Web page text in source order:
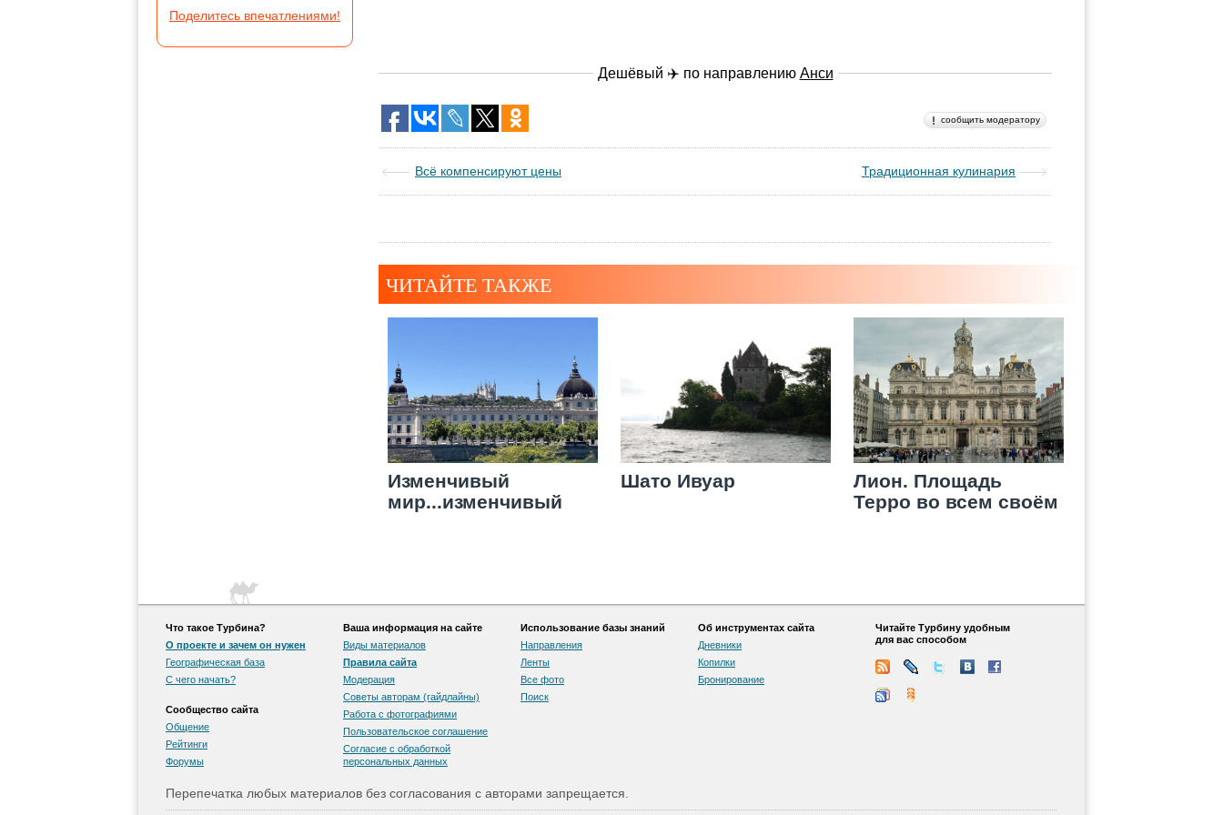
Поделитесь впечатлениями!
Дешёвый ✈️ по направлению Анси
сообщить модератору
Всё компенсируют цены Традиционная кулинария
ЧИТАЙТЕ ТАКЖЕ
Изменчивый
мир...изменчивый
Шато Ивуар
Лион. Площадь
Терро во всем своём
Что такое Турбина?
О проекте и зачем он нужен
Географическая база
С чего начать?
Сообщество сайта
Общение
Рейтинги
Форумы
Ваша информация на сайте
Виды материалов
Правила сайта
Модерация
Советы авторам (гайдлайны)
Работа с фотографиями
Пользовательскоe соглашение
Согласие с обработкой
персональных данных
Использование базы знаний
Направления
Ленты
Все фото
Поиск
Об инструментах сайта
Дневники
Копилки
Бронирование
Читайте Турбину удобным
для вас способом
Перепечатка любых материалов без согласования с авторами запрещается.